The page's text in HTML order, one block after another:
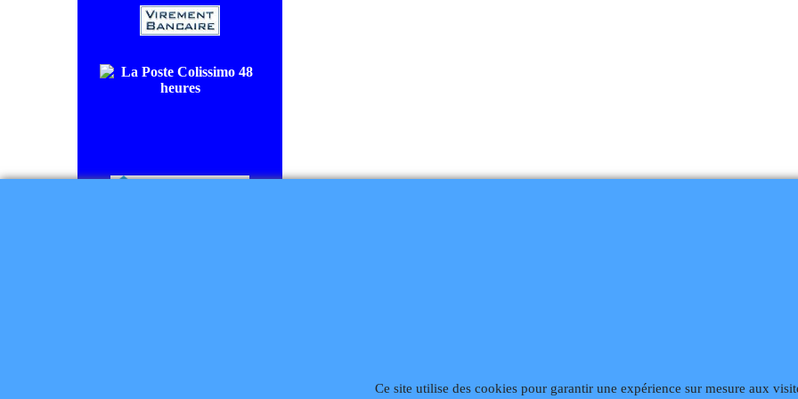
02 99 868 868 Fax 02 99 868 869 Contact mail Site hébergé par Infomaniak
Ce site utilise des cookies pour garantir une expérience sur mesure aux